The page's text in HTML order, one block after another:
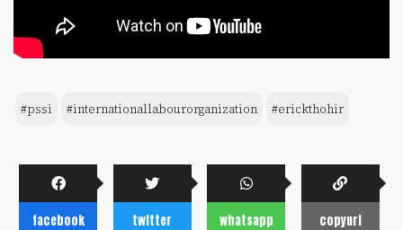
#pssi #internationallabourorganization #erickthohir
facebook twitter whatsapp copyurl